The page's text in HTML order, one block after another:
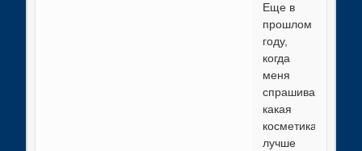
Еще в
прошлом
году,
когда
меня
спрашивали,
какая
косметика
лучше